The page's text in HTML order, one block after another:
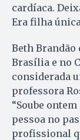
cardíaca.
Era filha
Beth Brandão
Brasília e no
considerada
professora
“Soube
pessoa no
profissional